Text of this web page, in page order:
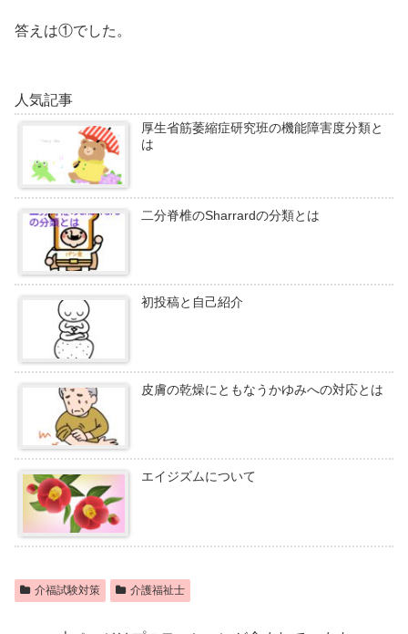
答えは①でした。
人気記事
厚生省筋萎縮症研究班の機能障害度分類と
は
二分脊椎のSharrardの分類とは
初投稿と自己紹介
皮膚の乾燥にともなうかゆみへの対応とは
エイジズムについて
介福試験対策 介護福祉士